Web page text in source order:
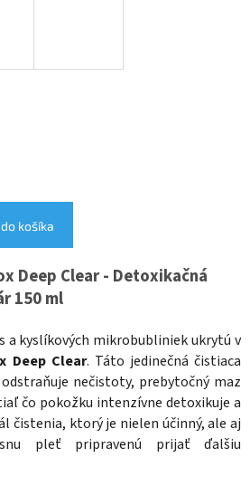
košíka
Deep Clear - Detoxikačná
150 ml
a kyslíkových mikrobubliniek ukrytú v
Deep Clear. Táto jedinečná čistiaca
nečistoty, prebytočný maz
čo pokožku intenzívne detoxikuje a
čistenia, ktorý je nielen účinný, ale aj
pleť pripravenú prijať ďalšiu